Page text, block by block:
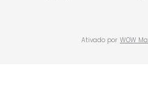
Ativado por WOW